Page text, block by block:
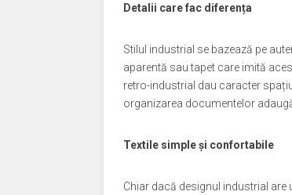
Detalii care fac diferența
Stilul industrial se bazează pe
aparentă sau tapet care imită
retro-industrial dau caracter
organizarea documentelor
Textile simple și confortabile
Chiar dacă designul industrial